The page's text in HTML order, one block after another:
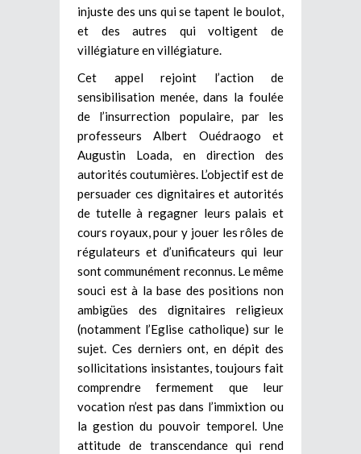
injuste des uns qui se tapent le boulot,
et des autres qui voltigent de
villégiature en villégiature.
Cet appel rejoint l’action de
sensibilisation menée, dans la foulée
de l’insurrection populaire, par les
professeurs Albert Ouédraogo et
Augustin Loada, en direction des
autorités coutumières. L’objectif est de
persuader ces dignitaires et autorités
de tutelle à regagner leurs palais et
cours royaux, pour y jouer les rôles de
régulateurs et d’unificateurs qui leur
sont communément reconnus. Le même
souci est à la base des positions non
ambigües des dignitaires religieux
(notamment l’Eglise catholique) sur le
sujet. Ces derniers ont, en dépit des
sollicitations insistantes, toujours fait
comprendre fermement que leur
vocation n’est pas dans l’immixtion ou
la gestion du pouvoir temporel. Une
attitude de transcendance qui rend